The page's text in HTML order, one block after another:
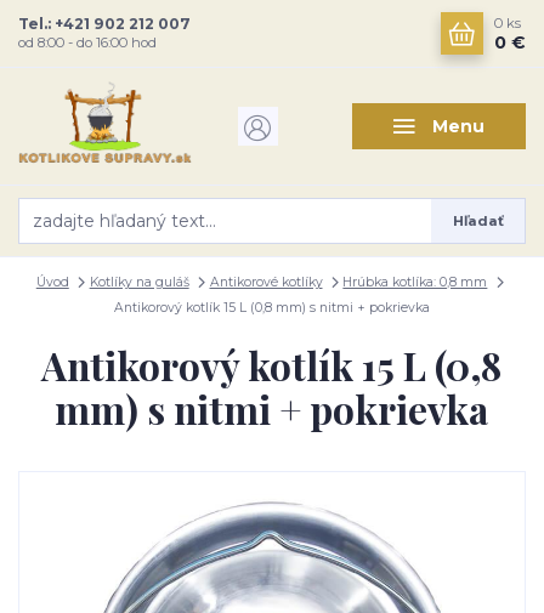
Menu
Hľadať
Tel.: +421 902 212 007
od 8:00 - do 16:00 hod
0 ks
0 €
Úvod Kotlíky na guláš Antikorové kotlíky
Hrúbka kotlíka: 0,8 mm
Antikorový kotlík 15 L (0,8 mm) s nitmi + pokrievka
Antikorový kotlík 15 L (0,8
mm) s nitmi + pokrievka